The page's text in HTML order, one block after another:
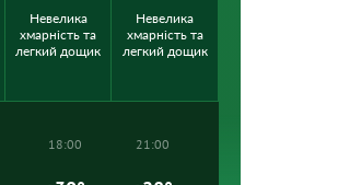
Невелика
хмарність та
легкий дощик
Невелика
хмарність та
легкий дощик
18:00 21:00